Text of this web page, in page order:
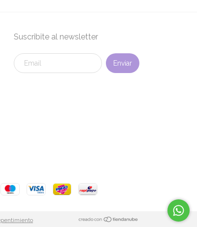
Suscribite al newsletter